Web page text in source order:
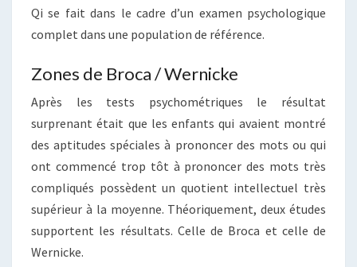
Qi se fait dans le cadre d’un examen psychologique
complet dans une population de référence.
Zones de Broca / Wernicke
Après les tests psychométriques le résultat
surprenant était que les enfants qui avaient montré
des aptitudes spéciales à prononcer des mots ou qui
ont commencé trop tôt à prononcer des mots très
compliqués possèdent un quotient intellectuel très
supérieur à la moyenne. Théoriquement, deux études
supportent les résultats. Celle de Broca et celle de
Wernicke.